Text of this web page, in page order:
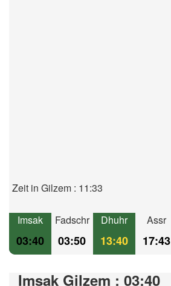
Zeit in Gilzem : 11:33
Imsak
03:40
Fadschr
03:50
Dhuhr
13:40
Assr
17:43
Imsak Gilzem : 03:40